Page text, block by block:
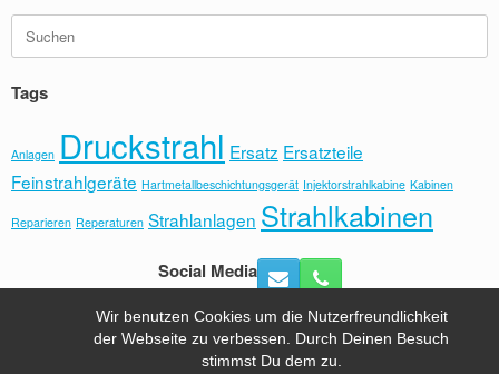
Wir benutzen Cookies um die Nutzerfreundlichkeit
der Webseite zu verbessen. Durch Deinen Besuch
stimmst Du dem zu.
nach:
Tags
Anlagen Druckstrahl Ersatz Ersatzteile
Feinstrahlgeräte Hartmetallbeschichtungsgerät Injektorstrahlkabine Kabinen
Reparieren Reperaturen Strahlanlagen Strahlkabinen
Social Media
Hafra Sandstrahltechnik Tel.:+49 (0) 8092- 6491 |